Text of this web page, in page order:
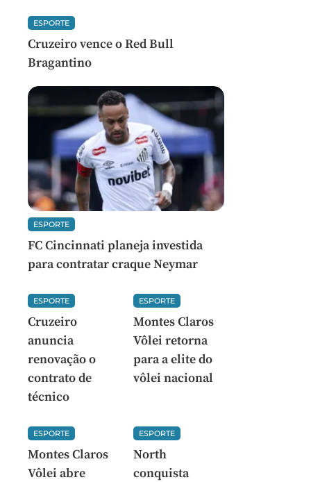
ESPORTE
Cruzeiro vence o Red Bull
Bragantino
ESPORTE
FC Cincinnati planeja investida
para contratar craque Neymar
ESPORTE
Cruzeiro
anuncia
renovação o
contrato de
técnico
ESPORTE
Montes Claros
Vôlei retorna
para a elite do
vôlei nacional
ESPORTE
Montes Claros
Vôlei abre
ESPORTE
North
conquista